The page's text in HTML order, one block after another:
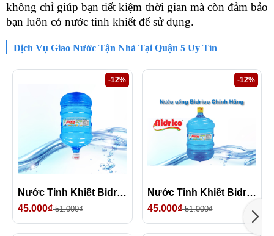
không chỉ giúp bạn tiết kiệm thời gian mà còn đảm bảo
bạn luôn có nước tinh khiết để sử dụng.
Dịch Vụ Giao Nước Tận Nhà Tại Quận 5 Uy Tín
-12%
Nước Tinh Khiết Bidrico 19L (Bình Úp)
45.000₫51.000₫
-12%
Nước Tinh Khiết Bidrico 19L (Có Vòi)
45.000₫51.000₫